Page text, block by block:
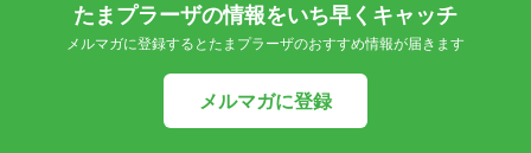
たまプラーザの情報をいち早くキャッチ
メルマガに登録するとたまプラーザのおすすめ情報が届きます
メルマガに登録